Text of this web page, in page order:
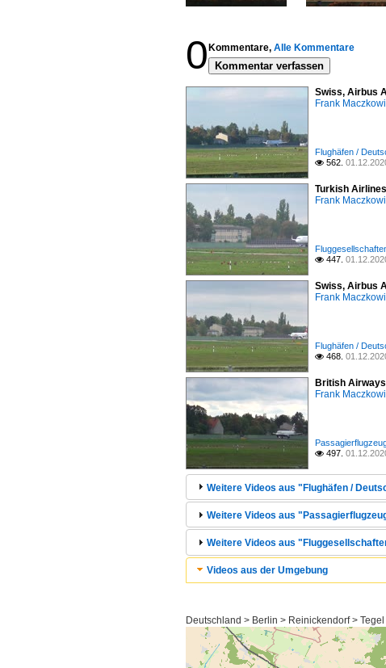
0 Kommentare, Alle Kommentare
Kommentar verfassen
Swiss, Airbus
Frank
Flughäfen /
 562.
Turkish
Frank
 447.
Swiss, Airbus
Frank
Flughäfen /
 468.
British
Frank
 497.
Weitere Videos aus "Flughäfen /
Weitere Videos aus
Weitere Videos aus
Videos aus der Umgebung
Deutschland > Berlin > Reinickendorf > Tegel